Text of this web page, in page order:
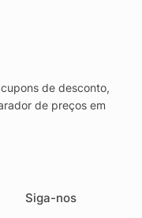
de desconto,
de preços em
Siga-nos